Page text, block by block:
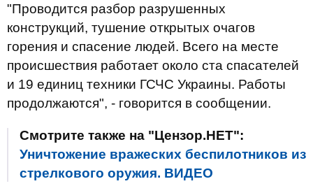
"Проводится разбор разрушенных
конструкций, тушение открытых очагов
горения и спасение людей. Всего на месте
происшествия работает около ста спасателей
и 19 единиц техники ГСЧС Украины. Работы
продолжаются", - говорится в сообщении.
Смотрите также на "Цензор.НЕТ":
Уничтожение вражеских беспилотников из
стрелкового оружия. ВИДЕО